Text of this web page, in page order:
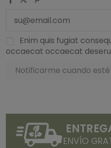
Enim quis fugiat
occaecat occaecat
ENVÍO